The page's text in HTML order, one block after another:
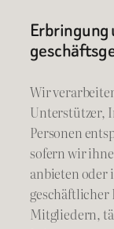
Erbringung
Wir
Unterstützer,
Personen
sofern wir
anbieten oder
geschäftlicher
Mitgliedern,